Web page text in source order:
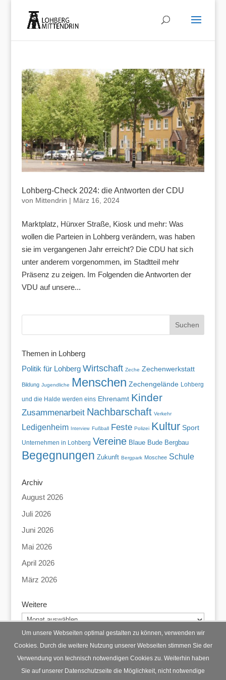
Lohberg-Check 2024: die Antworten der CDU
von Mittendrin | März 16, 2024
Marktplatz, Hünxer Straße, Kiosk und mehr: Was
wollen die Parteien in Lohberg verändern, was haben
sie im vergangenen Jahr erreicht? Die CDU hat sich
unter anderem vorgenommen, im Stadtteil mehr
Präsenz zu zeigen. Im Folgenden die Antworten der
VDU auf unsere...
Themen in Lohberg
Politik für Lohberg Wirtschaft Zeche Zechenwerkstatt
Bildung Jugendliche Menschen Zechengelände Lohberg
und die Halde werden eins Ehrenamt Kinder
Zusammenarbeit Nachbarschaft Verkehr
Ledigenheim Interview Fußball Feste Polizei Kultur Sport
Unternehmen in Lohberg Vereine Blaue Bude Bergbau
Begegnungen Zukunft Bergpark Moschee Schule
Archiv
August 2026
Juli 2026
Juni 2026
Mai 2026
April 2026
März 2026
Weitere
Weitere
Startseite Datenschutz Impressum
Um unsere Webseiten optimal gestalten zu können, verwenden wir
Cookies. Durch die weitere Nutzung unserer Webseiten stimmen Sie der
Verwendung von technisch notwendigen Cookies zu. Weiterhin haben
Sie auf unserer Datenschutzseite die Möglichkeit, nicht notwendige